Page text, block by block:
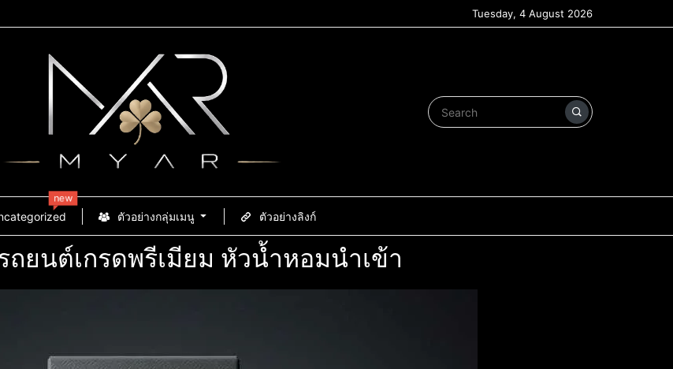
Tuesday, 4 August 2026
new
ตัวอย่างกลุ่มเมนู ตัวอย่างลิงก์
ยนต์เกรดพรีเมียม หัวน้ำหอมนำเข้า